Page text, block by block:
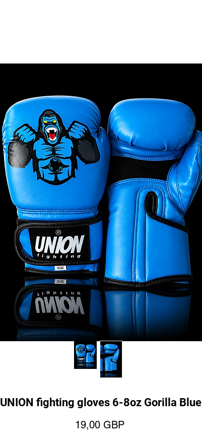
UNION fighting gloves 6-8oz Gorilla Blue
19,00 GBPÁr